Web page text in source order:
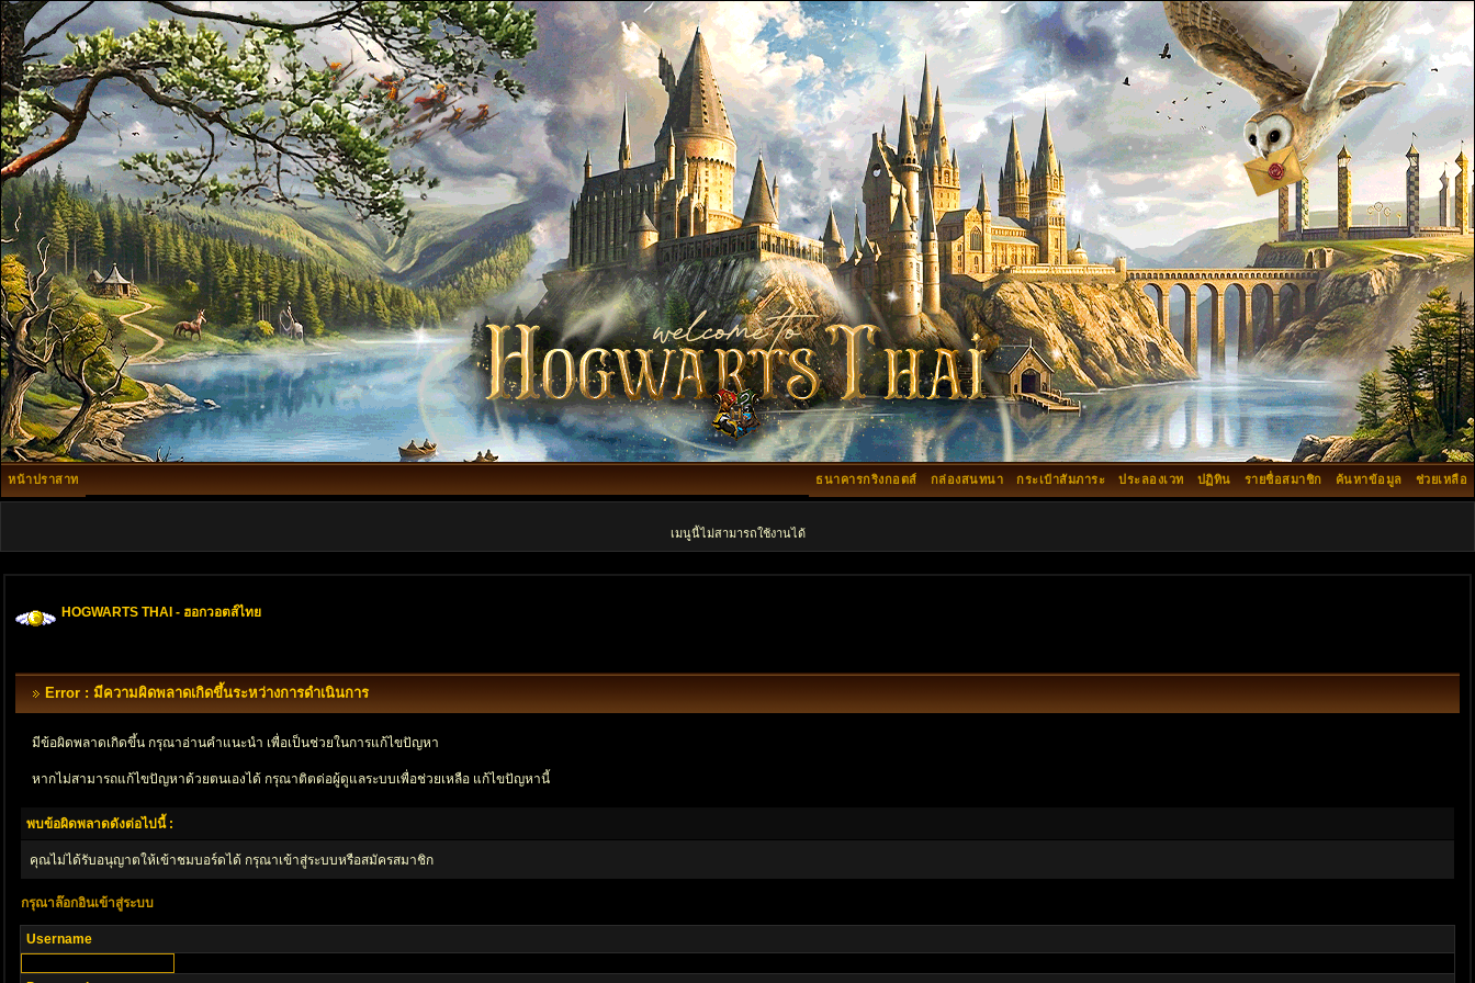
หน้าปราสาท ช่วยเหลือ
ค้นหาข้อมูล
รายชื่อสมาชิก
ปฏิทิน
ประลองเวท
กระเป๋าสัมภาระ
กล่องสนทนา
ธนาคารกริงกอตส์
เมนูนี้ไม่สามารถใช้งานได้
HOGWARTS THAI - ฮอกวอตส์ไทย
Error : มีความผิดพลาดเกิดขึ้นระหว่างการดำเนินการ
มีข้อผิดพลาดเกิดขึ้น กรุณาอ่านคำแนะนำ เพื่อเป็นช่วยในการแก้ไขปัญหา
หากไม่สามารถแก้ไขปัญหาด้วยตนเองได้ กรุณาติตด่อผู้ดูแลระบบเพื่อช่วยเหลือ แก้ไขปัญหานี้
พบข้อผิดพลาดดังต่อไปนี้ :
คุณไม่ได้รับอนุญาตให้เข้าชมบอร์ดได้ กรุณาเข้าสู่ระบบหรือสมัครสมาชิก
กรุณาล๊อกอินเข้าสู่ระบบ
Username